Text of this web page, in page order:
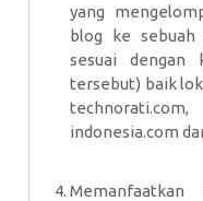
yang
blog ke
sesuai dengan
tersebut) baik
indonesia.com
Memanfaatkan